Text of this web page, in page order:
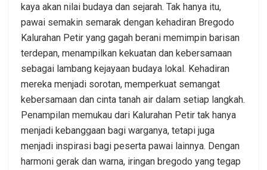
kaya akan nilai budaya dan sejarah. Tak hanya itu,
pawai semakin semarak dengan kehadiran Bregodo
Kalurahan Petir yang gagah berani memimpin barisan
terdepan, menampilkan kekuatan dan kebersamaan
sebagai lambang kejayaan budaya lokal. Kehadiran
mereka menjadi sorotan, memperkuat semangat
kebersamaan dan cinta tanah air dalam setiap langkah.
Penampilan memukau dari Kalurahan Petir tak hanya
menjadi kebanggaan bagi warganya, tetapi juga
menjadi inspirasi bagi peserta pawai lainnya. Dengan
harmoni gerak dan warna, iringan bregodo yang tegap